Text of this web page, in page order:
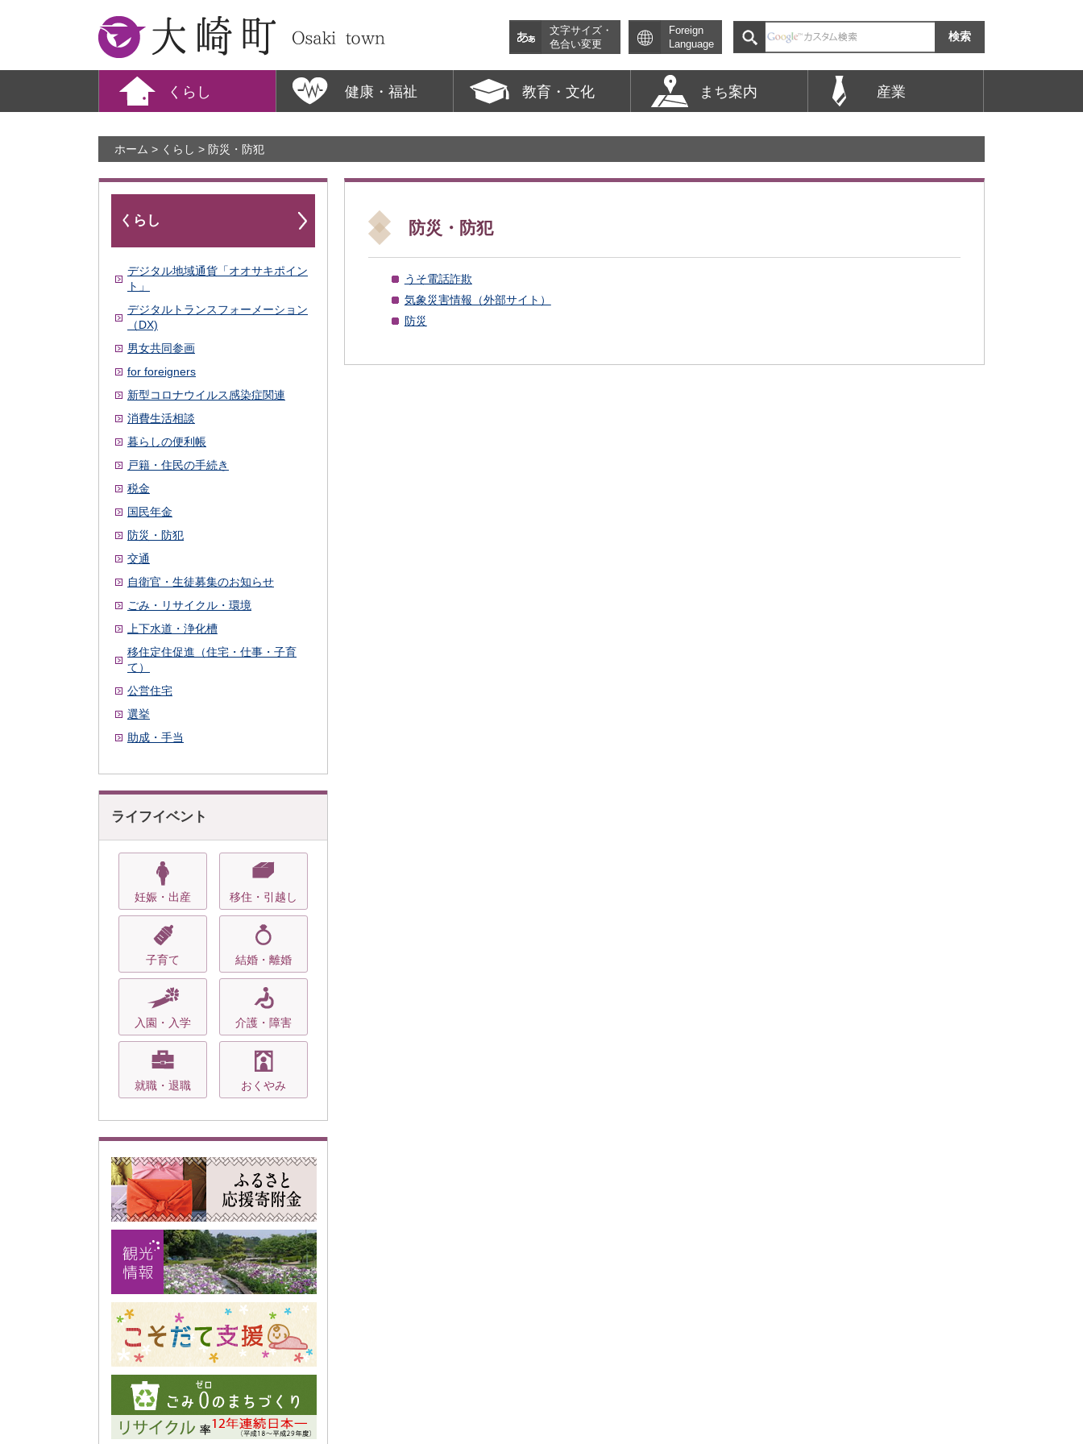
大崎町
文字サイズ・
色合い変更
Foreign
Language
くらし 健康・福祉 教育・文化 まち案内 産業
ホーム > くらし > 防災・防犯
くらし
デジタル地域通貨「オオサキポイン
ト」
デジタルトランスフォーメーション
（DX)
男女共同参画
for foreigners
新型コロナウイルス感染症関連
消費生活相談
暮らしの便利帳
戸籍・住民の手続き
税金
国民年金
防災・防犯
交通
自衛官・生徒募集のお知らせ
ごみ・リサイクル・環境
上下水道・浄化槽
移住定住促進（住宅・仕事・子育
て）
公営住宅
選挙
助成・手当
ライフイベント
妊娠・出産 移住・引越し
子育て 結婚・離婚
入園・入学 介護・障害
就職・退職 おくやみ
防災・防犯
うそ電話詐欺
気象災害情報（外部サイト）
防災